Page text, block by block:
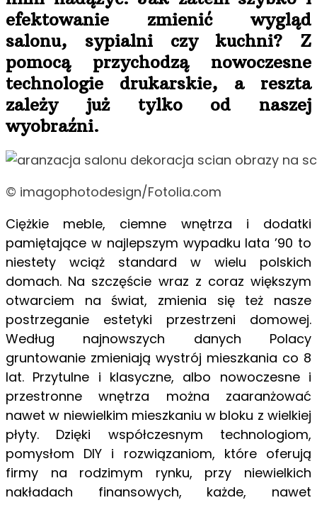
efektowanie zmienić wygląd
salonu, sypialni czy kuchni? Z
pomocą przychodzą nowoczesne
technologie drukarskie, a reszta
zależy już tylko od naszej
wyobraźni.
© imagophotodesign/Fotolia.com
Ciężkie meble, ciemne wnętrza i dodatki
pamiętające w najlepszym wypadku lata ’90 to
niestety wciąż standard w wielu polskich
domach. Na szczęście wraz z coraz większym
otwarciem na świat, zmienia się też nasze
postrzeganie estetyki przestrzeni domowej.
Według najnowszych danych Polacy
gruntowanie zmieniają wystrój mieszkania co 8
lat. Przytulne i klasyczne, albo nowoczesne i
przestronne wnętrza można zaaranżować
nawet w niewielkim mieszkaniu w bloku z wielkiej
płyty. Dzięki współczesnym technologiom,
pomysłom DIY i rozwiązaniom, które oferują
firmy na rodzimym rynku, przy niewielkich
nakładach finansowych, każde, nawet